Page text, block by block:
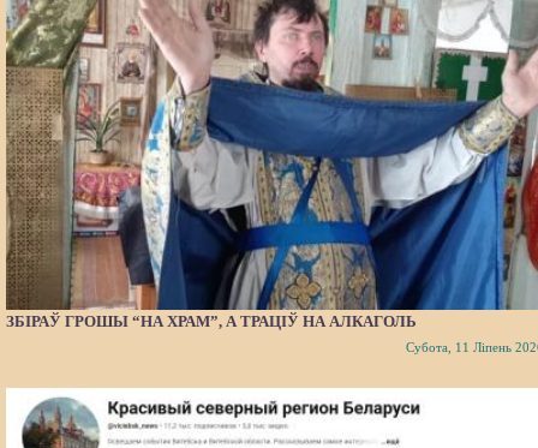
ЗБІРАЎ ГРОШЫ “НА ХРАМ”, А ТРАЦІЎ НА АЛКАГОЛЬ
Субота, 11 Ліпень